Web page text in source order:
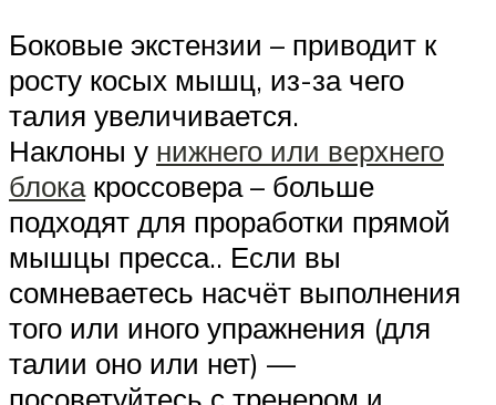
Боковые экстензии – приводит к
росту косых мышц, из-за чего
талия увеличивается.
Наклоны у нижнего или верхнего
блокакроссовера – больше
подходят для проработки прямой
мышцы пресса.. Если вы
сомневаетесь насчёт выполнения
того или иного упражнения (для
талии оно или нет) —